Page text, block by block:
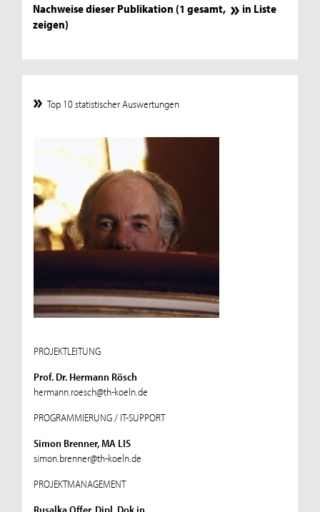
Nachweise dieser Publikation (1 gesamt,
in Liste
zeigen)
Top 10 statistischer Auswertungen
PROJEKTLEITUNG
Prof. Dr. Hermann Rösch
hermann.roesch@th-koeln.de
PROGRAMMIERUNG / IT-SUPPORT
Simon Brenner, MA LIS
simon.brenner@th-koeln.de
PROJEKTMANAGEMENT